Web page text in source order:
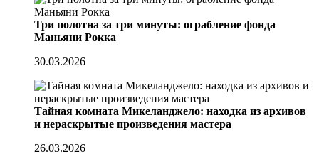
Три полотна за три минуты: ограбление фонда
Маньяни Рокка
30.03.2026
Тайная комната Микеланджело: находка из архивов
и нераскрытые произведения мастера
26.03.2026